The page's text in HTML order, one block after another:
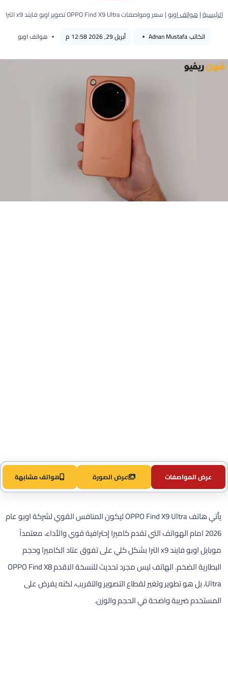
الرئيسية|هواتف اوبو| سعر ومواصفات OPPO Find X9 Ultra تصوير اوبو فايند x9 الترا
الكاتبAdnan Mustafa أبريل 29, 2026 12:58 م هواتف اوبو
عرض المواصفات عرض الصورة هواتف مشابهة
يأتي هاتف OPPO Find X9 Ultra ليكون المنافس القوي لشركة اوبو عام
2026 امام الهواتف التي تقدم كاميرا إحترافية قوي والأداء، معتمداً
موبايل اوبو فايند x9 الترا بشكل كلي على تفوق عتاد الكاميرا وحجم
البطارية الضخم. الهاتف ليس مجرد تحديث للنسخة الاقدم OPPO Find X8
Ultra، بل هو تطوير وتغير لقطاع التصوير والتقريب، لكنه يفرض على
المستخدم ضريبة واضحة في الحجم والوزن.